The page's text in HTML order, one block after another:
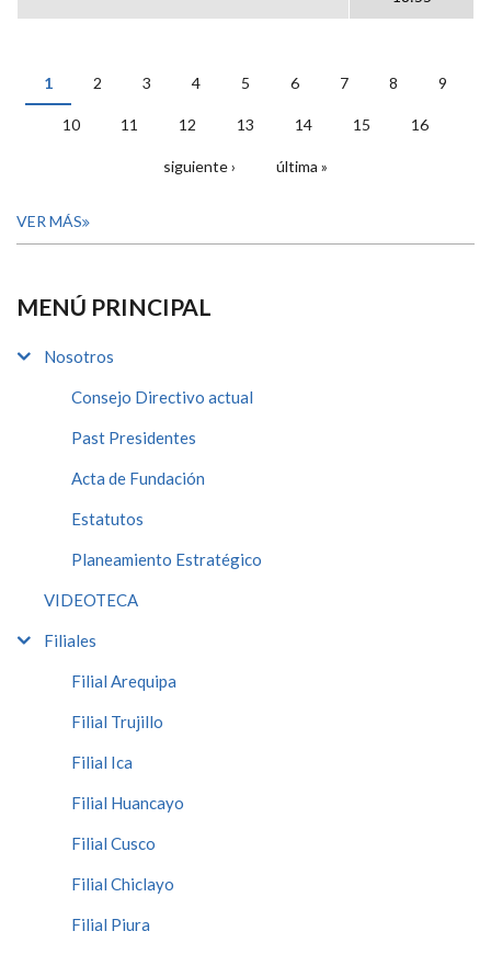
PÁGINAS
1 2 3 4 5 6 7 8 9
10 11 12 13 14 15 16
siguiente › última »
VER MÁS
MENÚ PRINCIPAL
Nosotros
Consejo Directivo actual
Past Presidentes
Acta de Fundación
Estatutos
Planeamiento Estratégico
VIDEOTECA
Filiales
Filial Arequipa
Filial Trujillo
Filial Ica
Filial Huancayo
Filial Cusco
Filial Chiclayo
Filial Piura